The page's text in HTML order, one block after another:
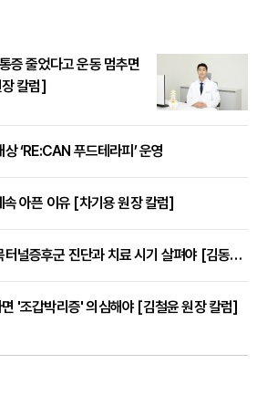
증 줄었다고 운동 멈추면
칼럼]
‘RE:CAN 푸드테라피’ 운영
아픈 이유 [차기용 원장 칼럼]
손 저림 반복된다면 손목터널증후군 진단과 치료 시기 살펴야 [김동현 원장 칼럼]
'조갑박리증' 의심해야 [김철윤 원장 칼럼]